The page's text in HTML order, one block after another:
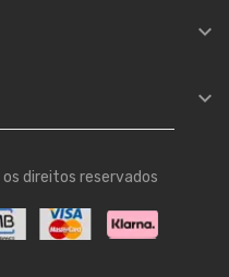


os direitos reservados